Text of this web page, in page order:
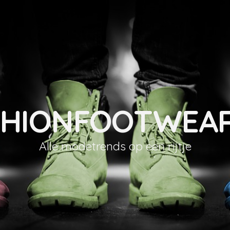
Alle modetrends op een rijtje